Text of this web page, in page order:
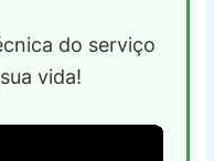
do serviço
vida!